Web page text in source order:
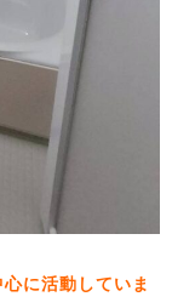
に活動していま